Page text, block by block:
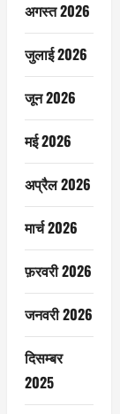
अगस्त 2026
जुलाई 2026
जून 2026
मई 2026
अप्रैल 2026
मार्च 2026
फ़रवरी 2026
जनवरी 2026
दिसम्बर
2025